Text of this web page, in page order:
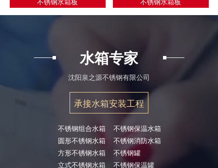
水箱专家
沈阳泉之源不锈钢有限公司
承接水箱安装工程
不锈钢组合水箱
圆形不锈钢水箱
方形不锈钢水箱
立式不锈钢水箱
不锈钢保温水箱
不锈钢消防水箱
不锈钢罐
不锈钢保温罐